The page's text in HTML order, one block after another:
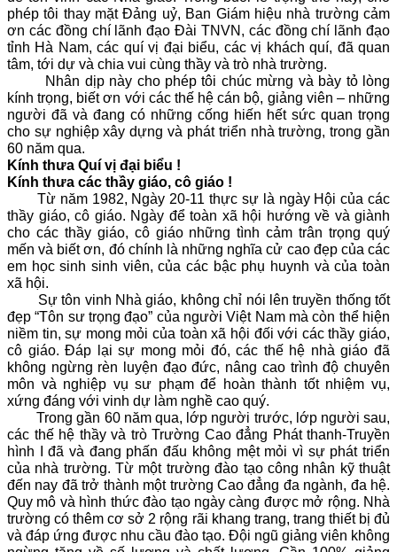
VĂN BẢN
THƯ VIỆN
phép tôi thay mặt Đảng uỷ, Ban Giám hiệu nhà trường cảm
ơn các đồng chí lãnh đạo Đài TNVN, các đồng chí lãnh đạo
tỉnh Hà Nam, các quí vị đại biểu, các vị khách quí, đã quan
tâm, tới dự và chia vui cùng thầy và trò nhà trường.
Nhân dịp này cho phép tôi chúc mừng và bày tỏ lòng
kính trọng, biết ơn với các thế hệ cán bộ, giảng viên – những
người đã và đang có những cống hiến hết sức quan trọng
cho sự nghiệp xây dựng và phát triển nhà trường, trong gần
60 năm qua.
Kính thưa Quí vị đại biểu !
Kính thưa các thầy giáo, cô giáo !
Từ năm 1982, Ngày 20-11 thực sự là ngày Hội của các
thầy giáo, cô giáo. Ngày để toàn xã hội hướng về và giành
cho các thầy giáo, cô giáo những tình cảm trân trọng quý
mến và biết ơn, đó chính là những nghĩa cử cao đẹp của các
em học sinh sinh viên, của các bậc phụ huynh và của toàn
xã hội.
Sự tôn vinh Nhà giáo, không chỉ nói lên truyền thống tốt
đẹp “Tôn sư trọng đạo” của người Việt Nam mà còn thể hiện
niềm tin, sự mong mỏi của toàn xã hội đối với các thầy giáo,
cô giáo. Đáp lại sự mong mỏi đó, các thế hệ nhà giáo đã
không ngừng rèn luyện đạo đức, nâng cao trình độ chuyên
môn và nghiệp vụ sư phạm để hoàn thành tốt nhiệm vụ,
xứng đáng với vinh dự làm nghề cao quý.
Trong gần 60 năm qua, lớp người trước, lớp người sau,
các thế hệ thầy và trò Trường Cao đẳng Phát thanh-Truyền
hình I đã và đang phấn đấu không mệt mỏi vì sự phát triển
của nhà trường. Từ một trường đào tạo công nhân kỹ thuật
đến nay đã trở thành một trường Cao đẳng đa ngành, đa hệ.
Quy mô và hình thức đào tạo ngày càng được mở rộng. Nhà
trường có thêm cơ sở 2 rộng rãi khang trang, trang thiết bị đủ
và đáp ứng được nhu cầu đào tạo. Đội ngũ giảng viên không